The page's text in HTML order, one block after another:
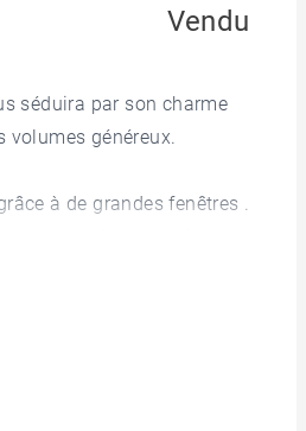
Vendu
séduira par son charme
généreux.
à de grandes fenêtres .
d'une salle d'eau.